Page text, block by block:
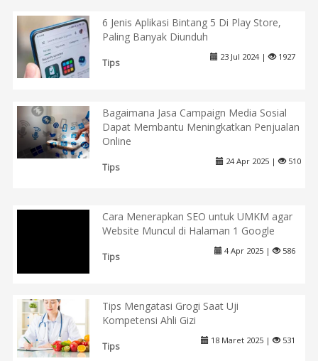
6 Jenis Aplikasi Bintang 5 Di Play Store,
Paling Banyak Diunduh
Tips
23 Jul 2024 | 1927
Bagaimana Jasa Campaign Media Sosial
Dapat Membantu Meningkatkan Penjualan
Online
Tips
24 Apr 2025 | 510
Cara Menerapkan SEO untuk UMKM agar
Website Muncul di Halaman 1 Google
Tips
4 Apr 2025 | 586
Tips Mengatasi Grogi Saat Uji
Kompetensi Ahli Gizi
Tips
18 Maret 2025 | 531